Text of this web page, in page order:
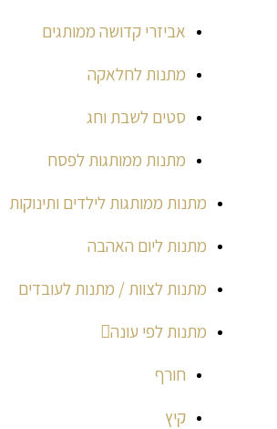
אביזרי קדושה ממותגים
מתנות לחלאקה
סטים לשבת וחג
מתנות ממותגות לפסח
מתנות ממותגות לילדים ותינוקות
מתנות ליום האהבה
מתנות לצוות / מתנות לעובדים
מתנות לפי עונה
חורף
קיץ